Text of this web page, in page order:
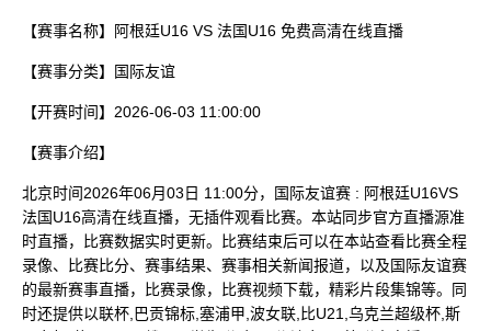
【赛事名称】 阿根廷U16 VS 法国U16 免费高清在线直播
【赛事分类】 国际友谊
【开赛时间】 2026-06-03 11:00:00
【赛事介绍】
北京时间2026年06月03日 11:00分，国际友谊赛 : 阿根廷U16VS
法国U16高清在线直播，无插件观看比赛。本站同步官方直播源准
时直播，比赛数据实时更新。比赛结束后可以在本站查看比赛全程
录像、比赛比分、赛事结果、赛事相关新闻报道，以及国际友谊赛
的最新赛事直播，比赛录像，比赛视频下载，精彩片段集锦等。同
时还提供以联杯,巴贡锦标,塞浦甲,波女联,比U21,乌克兰超级杯,斯